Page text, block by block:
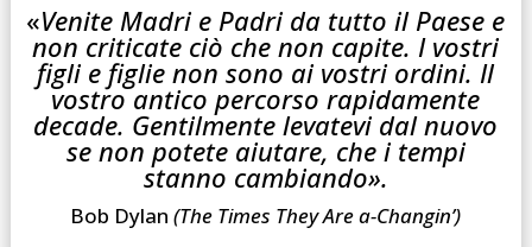
«Venite Madri e Padri da tutto il Paese e
non criticate ciò che non capite. I vostri
figli e figlie non sono ai vostri ordini. Il
vostro antico percorso rapidamente
decade. Gentilmente levatevi dal nuovo
se non potete aiutare, che i tempi
stanno cambiando».
Bob Dylan(The Times They Are a-Changin’)